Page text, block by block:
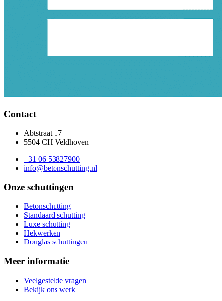
Contact
Abtstraat 17
5504 CH Veldhoven
+31 06 53827900
info@betonschutting.nl
Onze schuttingen
Betonschutting
Standaard schutting
Luxe schutting
Hekwerken
Douglas schuttingen
Meer informatie
Veelgestelde vragen
Bekijk ons werk